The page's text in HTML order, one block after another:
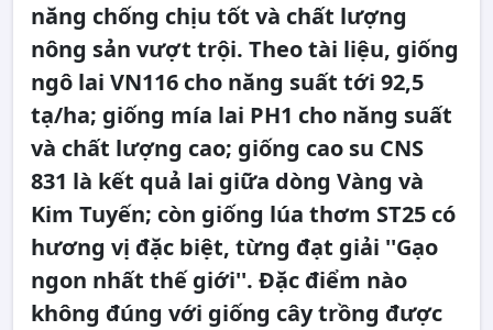
năng chống chịu tốt và chất lượng
nông sản vượt trội. Theo tài liệu, giống
ngô lai VN116 cho năng suất tới 92,5
tạ/ha; giống mía lai PH1 cho năng suất
và chất lượng cao; giống cao su CNS
831 là kết quả lai giữa dòng Vàng và
Kim Tuyến; còn giống lúa thơm ST25 có
hương vị đặc biệt, từng đạt giải ''Gạo
ngon nhất thế giới''. Đặc điểm nào
không đúng với giống cây trồng được